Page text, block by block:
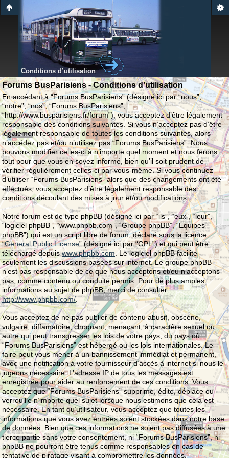
Conditions d’utilisation
Forums BusParisiens - Conditions d’utilisation
En accédant à “Forums BusParisiens” (désigné ici par “nous”,
“notre”, “nos”, “Forums BusParisiens”,
“http://www.busparisiens.fr/forum”), vous acceptez d’être légalement
responsable des conditions suivantes. Si vous n’acceptez pas d’être
légalement responsable de toutes les conditions suivantes, alors
n’accédez pas et/ou n’utilisez pas “Forums BusParisiens”. Nous
pouvons modifier celles-ci à n’importe quel moment et nous ferons
tout pour que vous en soyez informé, bien qu’il soit prudent de
vérifier régulièrement celles-ci par vous-même. Si vous continuez
d’utiliser “Forums BusParisiens” alors que des changements ont été
effectués, vous acceptez d’être légalement responsable des
conditions découlant des mises à jour et/ou modifications.
Notre forum est de type phpBB (désigné ici par “ils”, “eux”, “leur”,
“logiciel phpBB”, “www.phpbb.com”, “Groupe phpBB”, “Equipes
phpBB”) qui est un script libre de forum, déclaré sous la licence
“General Public License” (désigné ici par “GPL”) et qui peut être
téléchargé depuiswww.phpbb.com . Le logiciel phpBB facilite
seulement les discussions basées sur internet. Le groupe phpBB
n’est pas responsable de ce que nous acceptons et/ou n’acceptons
pas, comme contenu ou conduite permis. Pour de plus amples
informations au sujet de phpBB, merci de consulter:
http://www.phpbb.com/.
Vous acceptez de ne pas publier de contenu abusif, obscène,
vulgaire, diffamatoire, choquant, menaçant, à caractère sexuel ou
autre qui peut transgresser les lois de votre pays, du pays où
“Forums BusParisiens” est hébergé ou les lois internationales. Le
faire peut vous mener à un bannissement immédiat et permanent,
avec une notification à votre fournisseur d’accès à internet si nous le
jugeons nécessaire. L’adresse IP de tous les messages est
enregistrée pour aider au renforcement de ces conditions. Vous
acceptez que “Forums BusParisiens” supprime, édite, déplace ou
verrouille n’importe quel sujet lorsque nous estimons que cela est
nécessaire. En tant qu’utilisateur, vous acceptez que toutes les
informations que vous avez entrées soient stockées dans notre base
de données. Bien que ces informations ne soient pas diffusées à une
tierce partie sans votre consentement, ni “Forums BusParisiens”, ni
phpBB ne pourront être tenus comme responsables en cas de
tentative de piratage visant à compromettre les données.